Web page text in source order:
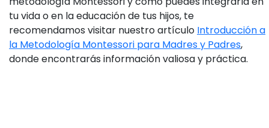
tu vida o en la educación de tus hijos, te
recomendamos visitar nuestro artículo Introducción a
la Metodología Montessori para Madres y Padres,
donde encontrarás información valiosa y práctica.